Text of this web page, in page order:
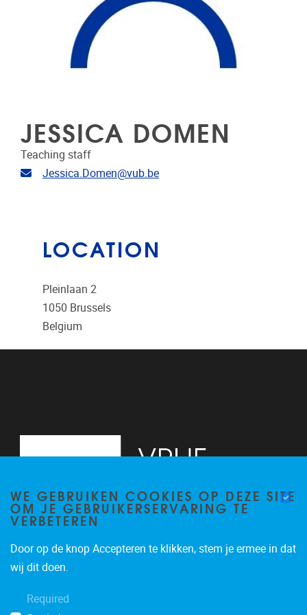
JESSICA DOMEN
Teaching staff
Email address
Jessica.Domen@vub.be
LOCATION
Pleinlaan 2
1050 Brussels
Belgium
WE GEBRUIKEN COOKIES OP DEZE SITE
OM JE GEBRUIKERSERVARING TE
VERBETEREN
Door op de knop Accepteren te klikken, stem je ermee in dat
wij dit doen.
Required